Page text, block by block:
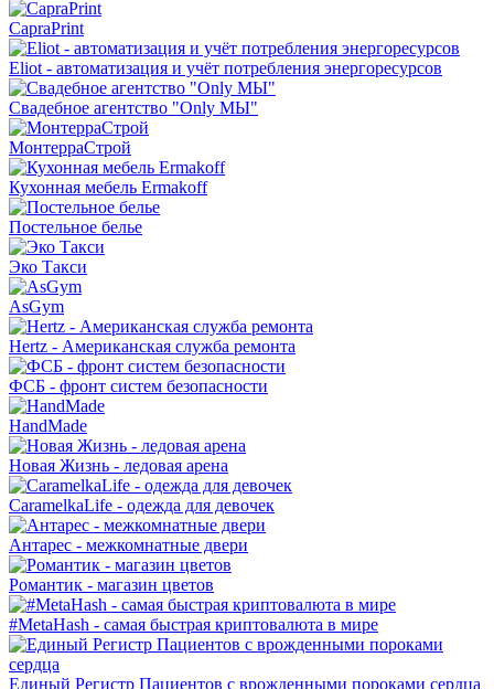
CapraPrint
Eliot - автоматизация и учёт потребления энергоресурсов
Свадебное агентство "Only МЫ"
МонтерраСтрой
Кухонная мебель Ermakoff
Постельное белье
Эко Такси
AsGym
Hertz - Американская служба ремонта
ФСБ - фронт систем безопасности
HandMade
Новая Жизнь - ледовая арена
CaramelkaLife - одежда для девочек
Антарес - межкомнатные двери
Романтик - магазин цветов
#MetaHash - самая быстрая криптовалюта в мире
Единый Регистр Пациентов с врожденными пороками сердца